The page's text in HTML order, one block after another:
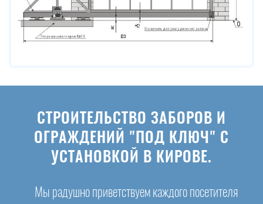
СТРОИТЕЛЬСТВО ЗАБОРОВ И
ОГРАЖДЕНИЙ "ПОД КЛЮЧ" С
УСТАНОВКОЙ В КИРОВЕ.
Мы радушно приветствуем каждого посетителя